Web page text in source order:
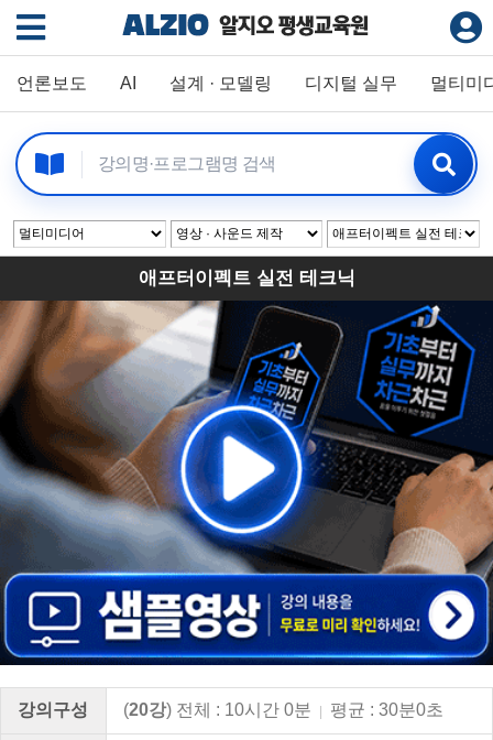
언론보도 AI 설계 · 모델링 디지털 실무 멀티미
애프터이펙트 실전 테크닉
강의구성 (20강) 전체 : 10시간 0분 | 평균 : 30분0초